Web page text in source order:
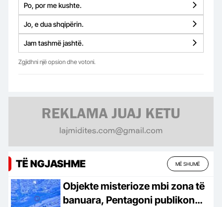
Po, por me kushte.
Jo, e dua shqipërin.
Jam tashmë jashtë.
Zgjidhni një opsion dhe votoni.
TË NGJASHME MË SHUMË
Objekte misterioze mbi zona të
banuara, Pentagoni publikon